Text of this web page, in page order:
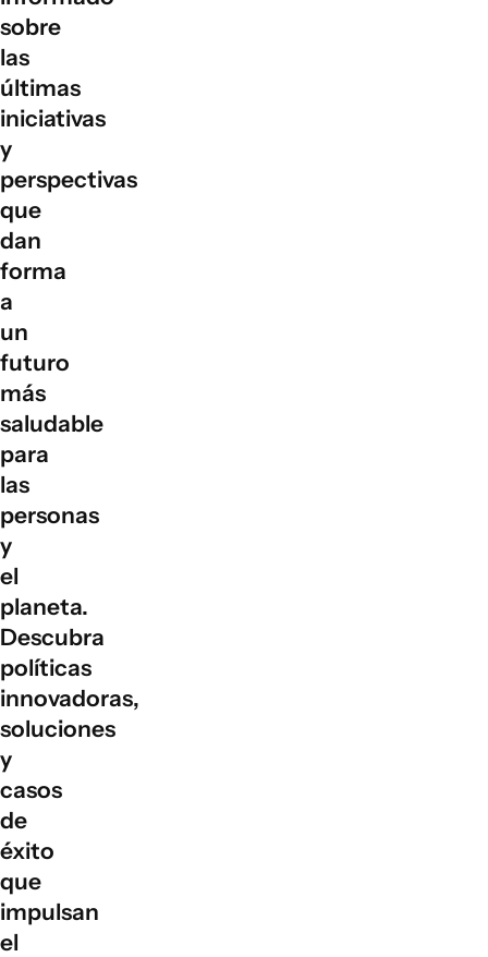
ODS 13 (Acción por el clima):
sobre
las
últimas
iniciativas
y
perspectivas
que
dan
forma
a
un
futuro
más
saludable
para
las
personas
y
el
planeta.
Descubra
políticas
innovadoras,
soluciones
y
casos
de
éxito
que
impulsan
el